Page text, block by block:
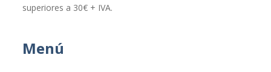
superiores a 30€ + IVA.
Menú